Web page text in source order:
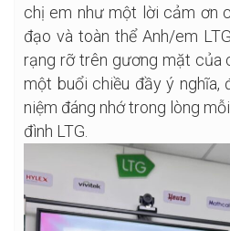
chị em như một lời cảm ơn
đạo và toàn thể Anh/em
rạng rỡ trên gương mặt của
một buổi chiều đầy ý nghĩa,
niệm đáng nhớ trong lòng
đình LTG.